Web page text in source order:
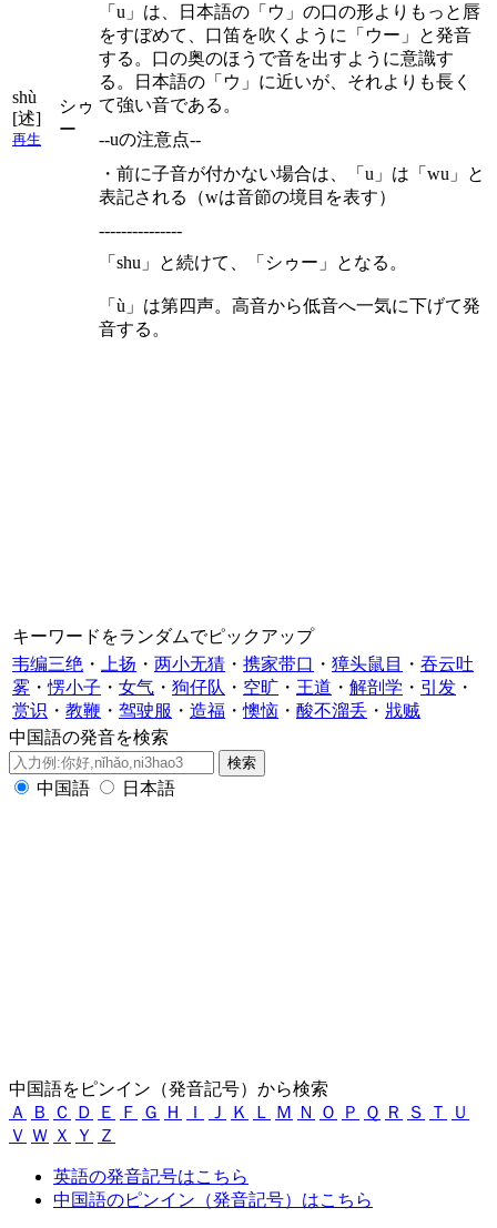
shù
[述]
再生
シゥ
ー
「u」は、日本語の「ウ」の口の形よりもっと唇
をすぼめて、口笛を吹くように「ウー」と発音
する。口の奥のほうで音を出すように意識す
る。日本語の「ウ」に近いが、それよりも長く
て強い音である。
--uの注意点--
・前に子音が付かない場合は、「u」は「wu」と
表記される（wは音節の境目を表す）
---------------
「shu」と続けて、「シゥー」となる。
「ù」は第四声。高音から低音へ一気に下げて発
音する。
キーワードをランダムでピックアップ
韦编三绝 ・ 上扬 ・ 两小无猜 ・ 携家带口 ・ 獐头鼠目 ・ 吞云吐
雾 ・愣小子 ・ 女气 ・ 狗仔队 ・ 空旷 ・ 王道 ・ 解剖学 ・ 引发 ・
赏识 ・ 教鞭 ・ 驾驶服 ・ 造福 ・懊恼 ・ 酸不溜丢 ・ 戕贼
中国語の発音を検索
中国語 日本語
中国語をピンイン（発音記号）から検索
Ａ
Ｂ Ｃ Ｄ Ｅ Ｆ Ｇ Ｈ Ｉ Ｊ Ｋ Ｌ Ｍ Ｎ Ｏ Ｐ Ｑ Ｒ Ｓ Ｔ
Ｕ
Ｖ Ｗ Ｘ Ｙ Ｚ
英語の発音記号はこちら
中国語のピンイン（発音記号）はこちら